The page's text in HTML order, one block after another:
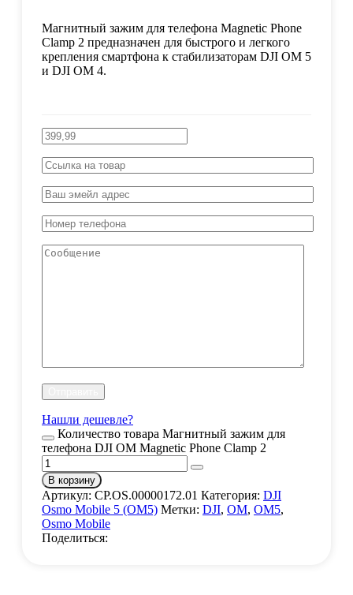
Магнитный зажим для телефона Magnetic Phone
Clamp 2 предназначен для быстрого и легкого
крепления смартфона к стабилизаторам DJI OM 5
и DJI OM 4.
Нашли дешевле?
Количество товара Магнитный зажим для
телефона DJI OM Magnetic Phone Clamp 2
В корзину
Артикул: CP.OS.00000172.01 Категория: DJI
Osmo Mobile 5 (OM5) Метки: DJI, OM, OM5,
Osmo Mobile
Поделиться: